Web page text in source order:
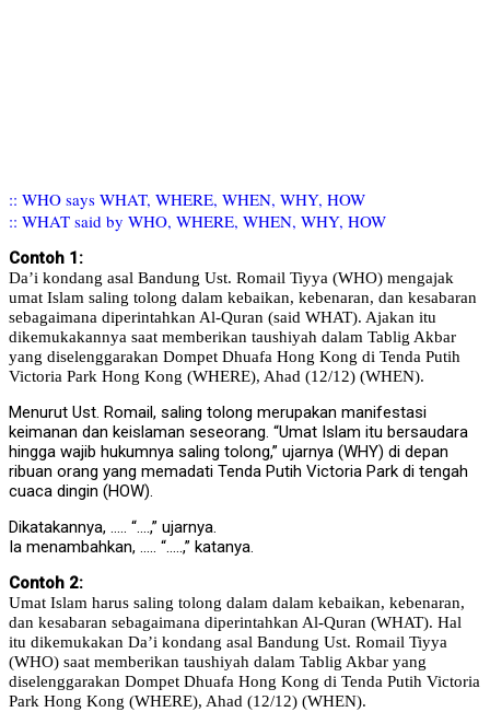
:: WHO says WHAT, WHERE, WHEN, WHY, HOW
:: WHAT said by WHO, WHERE, WHEN, WHY, HOW
Contoh 1:
Da’i kondang asal Bandung Ust. Romail Tiyya (WHO) mengajak
umat Islam saling tolong dalam kebaikan, kebenaran, dan kesabaran
sebagaimana diperintahkan Al-Quran (said WHAT). Ajakan itu
dikemukakannya saat memberikan taushiyah dalam Tablig Akbar
yang diselenggarakan Dompet Dhuafa Hong Kong di Tenda Putih
Victoria Park Hong Kong (WHERE), Ahad (12/12) (WHEN).
Menurut Ust. Romail, saling tolong merupakan manifestasi
keimanan dan keislaman seseorang. “Umat Islam itu bersaudara
hingga wajib hukumnya saling tolong,” ujarnya (WHY) di depan
ribuan orang yang memadati Tenda Putih Victoria Park di tengah
cuaca dingin (HOW).
Dikatakannya, ….. “….,” ujarnya.
Ia menambahkan, ….. “…..,” katanya.
Contoh 2:
Umat Islam harus saling tolong dalam dalam kebaikan, kebenaran,
dan kesabaran sebagaimana diperintahkan Al-Quran (WHAT). Hal
itu dikemukakan Da’i kondang asal Bandung Ust. Romail Tiyya
(WHO) saat memberikan taushiyah dalam Tablig Akbar yang
diselenggarakan Dompet Dhuafa Hong Kong di Tenda Putih Victoria
Park Hong Kong (WHERE), Ahad (12/12) (WHEN).